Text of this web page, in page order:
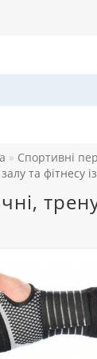
Спортивні
та фітнесу